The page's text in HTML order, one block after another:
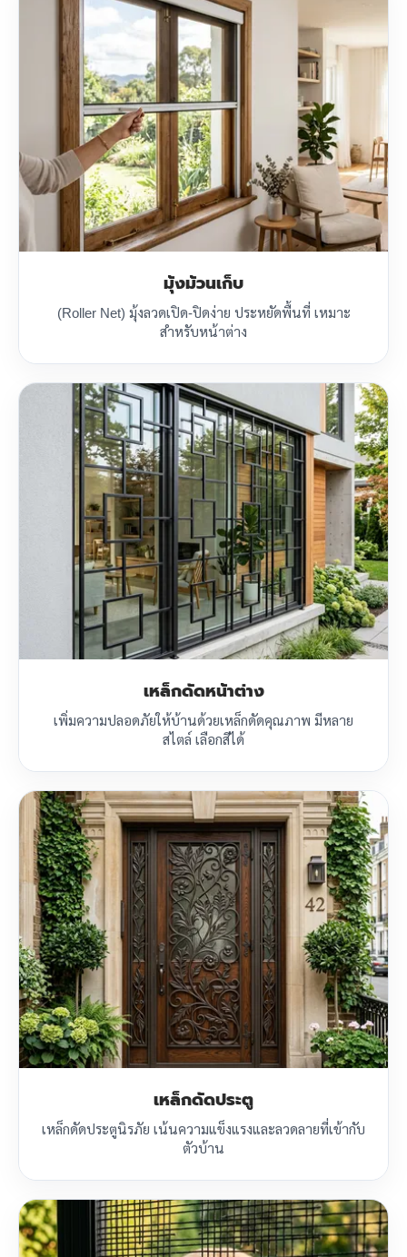
มุ้งม้วนเก็บ
(Roller Net) มุ้งลวดเปิด-ปิดง่าย ประหยัดพื้นที่ เหมาะ
สำหรับหน้าต่าง
เหล็กดัดหน้าต่าง
เพิ่มความปลอดภัยให้บ้านด้วยเหล็กดัดคุณภาพ มีหลาย
สไตล์ เลือกสีได้
เหล็กดัดประตู
เหล็กดัดประตูนิรภัย เน้นความแข็งแรงและลวดลายที่เข้ากับ
ตัวบ้าน